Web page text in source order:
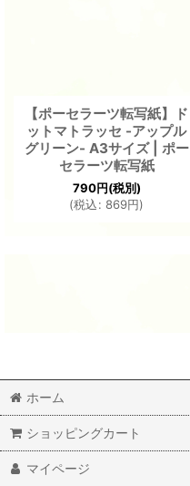
【ポーセラーツ転写紙】ド
ットマトラッセ -アップル
グリーン- A3サイズ | ポー
セラーツ転写紙
790円(税別)
(税込: 869円)
ホーム
ショッピングカート
マイページ